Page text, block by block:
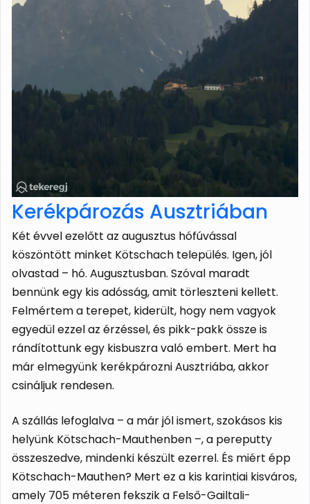
Kerékpározás Ausztriában
Két évvel ezelőtt az augusztus hófúvással
köszöntött minket Kötschach település. Igen, jól
olvastad – hó. Augusztusban. Szóval maradt
bennünk egy kis adósság, amit törleszteni kellett.
Felmértem a terepet, kiderült, hogy nem vagyok
egyedül ezzel az érzéssel, és pikk-pakk össze is
rándítottunk egy kisbuszra való embert. Mert ha
már elmegyünk kerékpározni Ausztriába, akkor
csináljuk rendesen.
A szállás lefoglalva – a már jól ismert, szokásos kis
helyünk Kötschach-Mauthenben –, a pereputty
összeszedve, mindenki készült ezerrel. És miért épp
Kötschach-Mauthen? Mert ez a kis karintiai kisváros,
amely 705 méteren fekszik a Felső-Gailtali-